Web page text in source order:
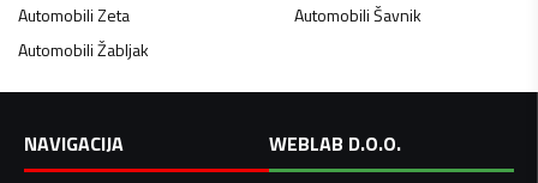
AutomobiliZeta AutomobiliŠavnik
AutomobiliŽabljak
NAVIGACIJA
WEBLAB D.O.O.